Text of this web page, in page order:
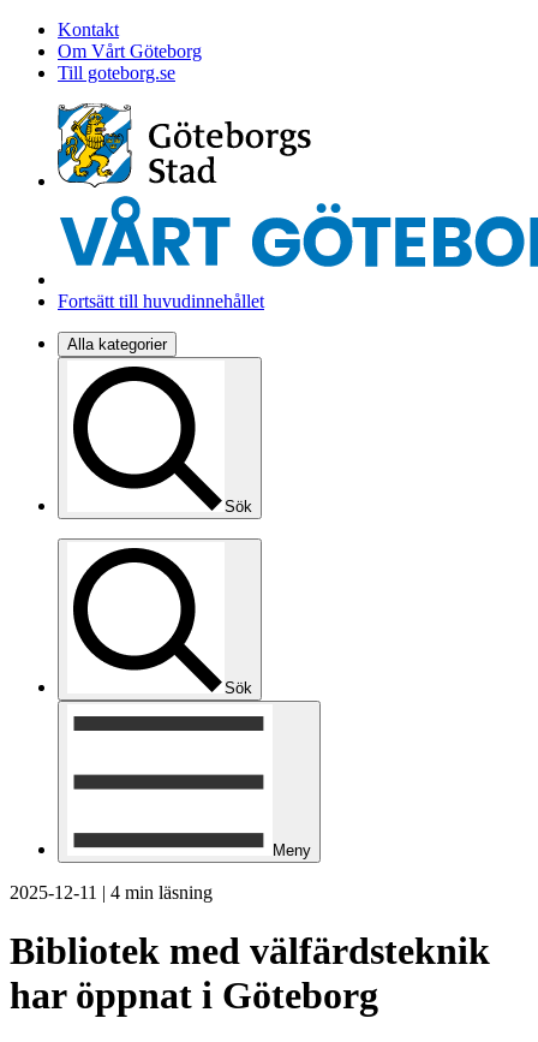
Kontakt
Om Vårt Göteborg
Till goteborg.se
Fortsätt till huvudinnehållet
Alla kategorier
Sök
Sök
Meny
2025-12-11 | 4 min läsning
Bibliotek med välfärdsteknik
har öppnat i Göteborg